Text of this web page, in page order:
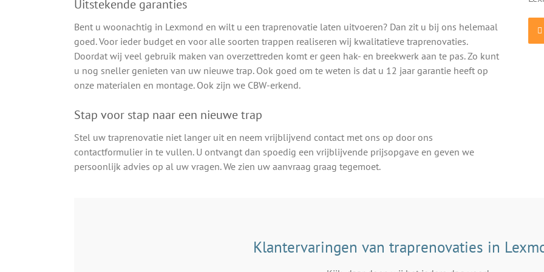
Uitstekende garanties
Bent u woonachtig in Lexmond en wilt u een traprenovatie laten uitvoeren? Dan zit u bij ons helemaal
goed. Voor ieder budget en voor alle soorten trappen realiseren wij kwalitatieve traprenovaties.
Doordat wij veel gebruik maken van overzettreden komt er geen hak- en breekwerk aan te pas. Zo kunt
u nog sneller genieten van uw nieuwe trap. Ook goed om te weten is dat u 12 jaar garantie heeft op
onze materialen en montage. Ook zijn we CBW-erkend.
Stap voor stap naar een nieuwe trap
Stel uw traprenovatie niet langer uit en neem vrijblijvend contact met ons op door ons
contactformulier in te vullen. U ontvangt dan spoedig een vrijblijvende prijsopgave en geven we
persoonlijk advies op al uw vragen. We zien uw aanvraag graag tegemoet.
Klantervaringen van traprenovaties in